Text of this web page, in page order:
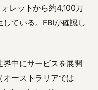
レットから約4,100万
ている。FBIが確認し
中にサービスを展開
オーストラリアでは